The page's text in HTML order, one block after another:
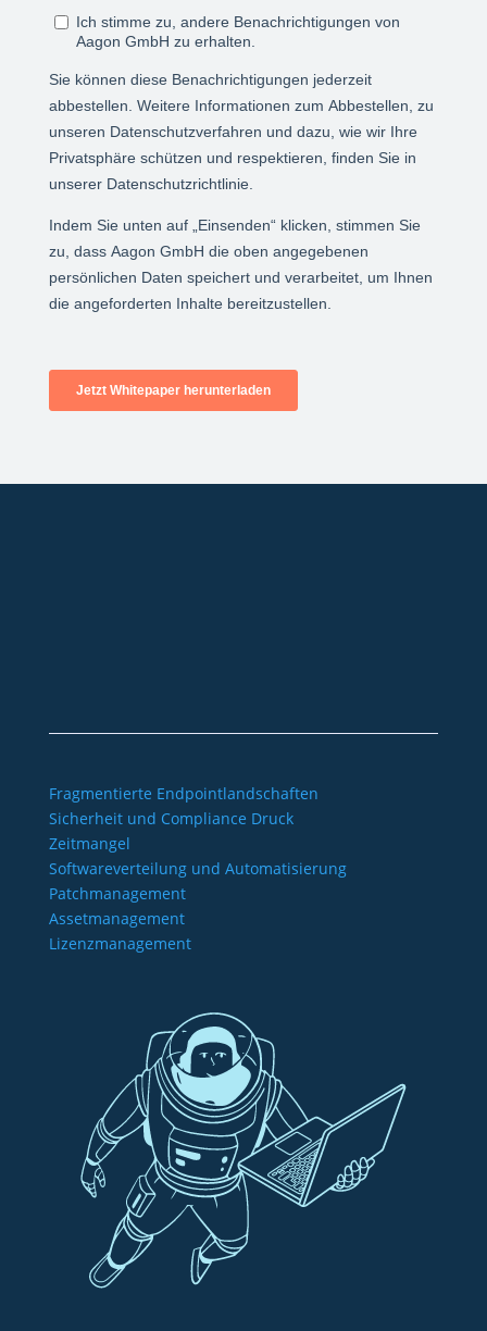
Fragmentierte Endpointlandschaften
Sicherheit und Compliance Druck
Zeitmangel
Softwareverteilung und Automatisierung
Patchmanagement
Assetmanagement
Lizenzmanagement